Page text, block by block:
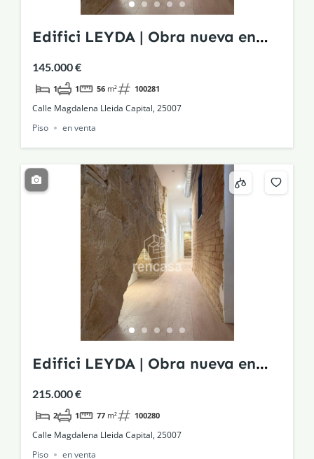
Edifici LEYDA | Obra nueva en
edificio histórico rehabilitado
145.000 €
1 1 56 m² 100281
Calle Magdalena Lleida Capital, 25007
Piso
en venta
Edifici LEYDA | Obra nueva en
edificio histórico rehabilitado
215.000 €
2 1 77 m² 100280
Calle Magdalena Lleida Capital, 25007
Piso
en venta